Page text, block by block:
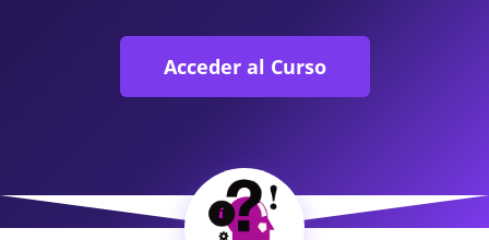
Acceder al Curso